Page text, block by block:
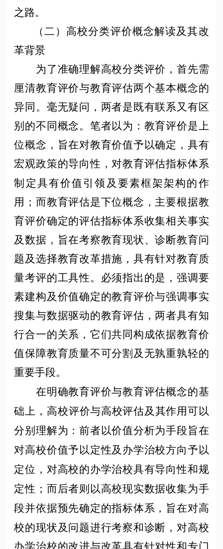
之路。
（二）高校分类评价概念解读及其改
革背景
为了准确理解高校分类评价，首先需
厘清教育评价与教育评估两个基本概念的
异同。毫无疑问，两者是既有联系又有区
别的不同概念。笔者以为：教育评价是上
位概念，旨在对教育价值予以确定，具有
宏观政策的导向性，对教育评估指标体系
制定具有价值引领及要素框架架构的作
用；而教育评估是下位概念，主要根据教
育评价确定的评估指标体系收集相关事实
及数据，旨在考察教育现状、诊断教育问
题及选择教育改革措施，具有针对教育质
量考评的工具性。必须指出的是，强调要
素建构及价值确定的教育评价与强调事实
搜集与数据驱动的教育评估，两者具有知
行合一的关系，它们共同构成依据教育价
值保障教育质量不可分割及无孰重孰轻的
重要手段。
在明确教育评价与教育评估概念的基
础上， ‌高校评价与高校评估及其作用可以
分别理解为：前者以价值分析为手段旨在
对高校价值予以定性及办学治校方向予以
定位，对高校的办学治校具有导向性和规
定性；而后者则以高校现实数据收集为手
段并依据预先确定的指标体系，旨在对高
校的现状及问题进行考察和诊断，对高校